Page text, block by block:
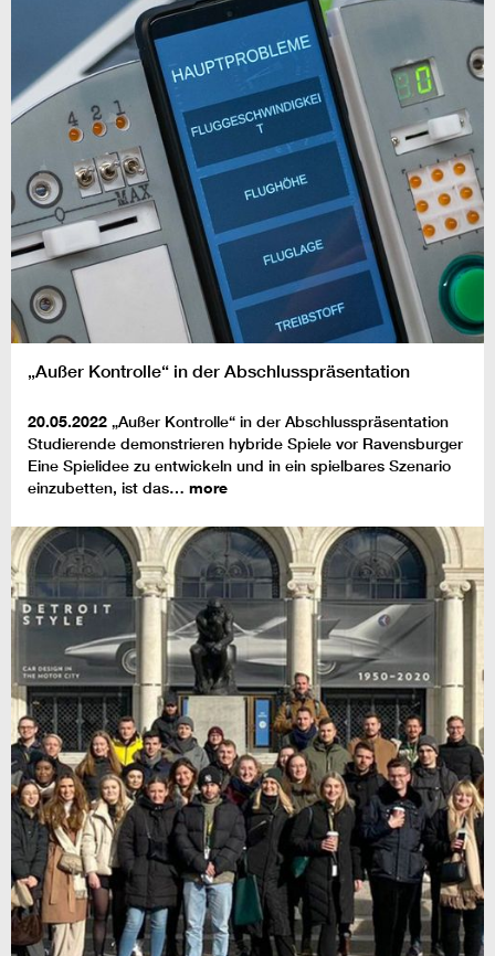
„Außer Kontrolle“ in der Abschlusspräsentation
20.05.2022 „Außer Kontrolle“ in der Abschlusspräsentation
Studierende demonstrieren hybride Spiele vor Ravensburger
Eine Spielidee zu entwickeln und in ein spielbares Szenario
einzubetten, ist das… more